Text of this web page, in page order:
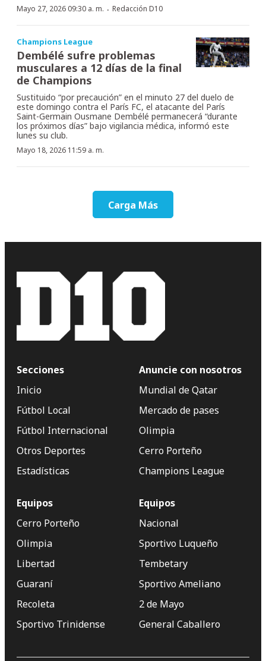
Mayo 27, 2026 09:30 a. m. · Redacción D10
Champions League
Dembélé sufre problemas
musculares a 12 días de la final
de Champions
Sustituido “por precaución” en el minuto 27 del duelo de
este domingo contra el París FC, el atacante del París
Saint-Germain Ousmane Dembélé permanecerá “durante
los próximos días” bajo vigilancia médica, informó este
lunes su club.
Mayo 18, 2026 11:59 a. m.
Carga Más
Secciones
Inicio
Fútbol Local
Fútbol Internacional
Otros Deportes
Estadísticas
Anuncie con nosotros
Mundial de Qatar
Mercado de pases
Olimpia
Cerro Porteño
Champions League
Equipos
Cerro Porteño
Olimpia
Libertad
Guaraní
Recoleta
Sportivo Trinidense
Equipos
Nacional
Sportivo Luqueño
Tembetary
Sportivo Ameliano
2 de Mayo
General Caballero